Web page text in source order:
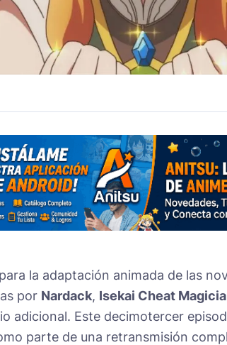
la adaptación animada de las
por Nardack, Isekai Cheat
adicional. Este decimotercer
parte de una retransmisión